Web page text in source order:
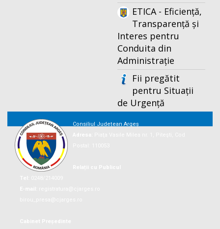
ETICA - Eficiență,
Transparență și
Interes pentru
Conduita din
Administrație
Fii pregătit
pentru Situații
de Urgență
Consiliul Județean Argeș